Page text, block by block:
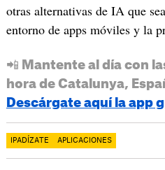
otras alternativas de IA que
entorno de apps móviles y la
📲 Mantente al día con
hora de Catalunya,
Descárgate aquí la app
IPADÍZATE APLICACIONES